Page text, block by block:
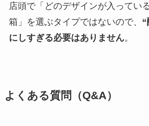
店頭で「どのデザインが入ってい
箱」を選ぶタイプではないので、
にしすぎる必要はありません。
よくある質問（Q&A）